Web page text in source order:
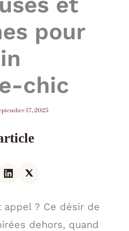
pour
chic
17, 2025
appel ? Ce désir de
dehors, quand